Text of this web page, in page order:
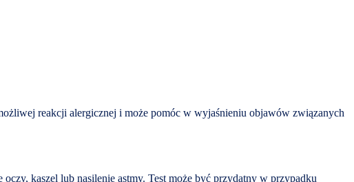
reakcji alergicznej i może pomóc w wyjaśnieniu objawów związanych
kaszel lub nasilenie astmy. Test może być przydatny w przypadku